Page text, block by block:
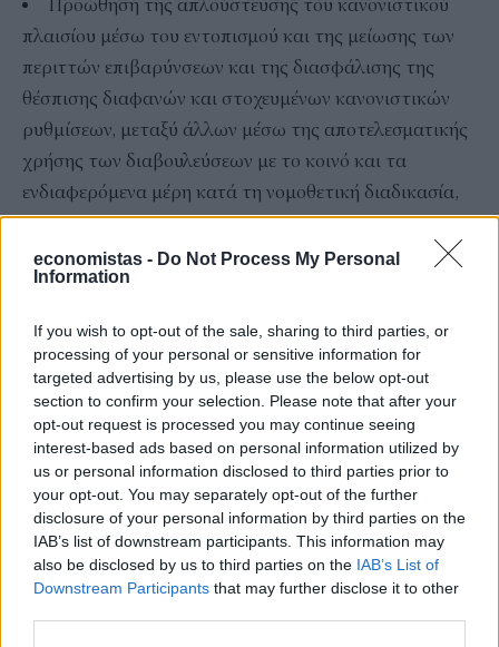
economistas - Do Not Process My Personal
Information
If you wish to opt-out of the sale, sharing to third parties, or
processing of your personal or sensitive information for
targeted advertising by us, please use the below opt-out
section to confirm your selection. Please note that after your
opt-out request is processed you may continue seeing
interest-based ads based on personal information utilized by
us or personal information disclosed to third parties prior to
your opt-out. You may separately opt-out of the further
disclosure of your personal information by third parties on the
IAB’s list of downstream participants. This information may
also be disclosed by us to third parties on the IAB’s List of
Downstream Participants that may further disclose it to other
Προώθηση της απλούστευσης του κανονιστικού
πλαισίου μέσω του εντοπισμού και της μείωσης των
περιττών επιβαρύνσεων και της διασφάλισης της
θέσπισης διαφανών και στοχευμένων κανονιστικών
ρυθμίσεων, μεταξύ άλλων μέσω της αποτελεσματικής
χρήσης των διαβουλεύσεων με το κοινό και τα
ενδιαφερόμενα μέρη κατά τη νομοθετική διαδικασία,
καθώς και των εκ των υστέρων αξιολογήσεων της
νομοθεσίας.
μάθετε πρώτοι όλες τις ειδήσεις
Δείτε όλες τις τελευταίεςΕιδήσειςαπό την Ελλάδα και
τον Κόσμο, στο
TAGS
Κυριάκος Πιερρακάκης
Eurogroup
ΣΧΕΤΙΚΑ